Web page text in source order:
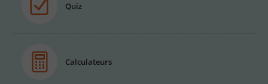
Quiz
Calculateurs